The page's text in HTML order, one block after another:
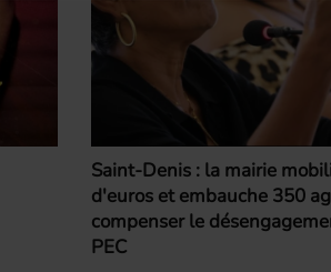
Saint-Denis : la mairie
d'euros et embauche 350
compenser le
PEC